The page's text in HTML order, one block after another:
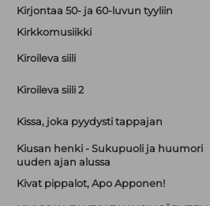
Kirjontaa 50- ja 60-luvun tyyliin
Kirkkomusiikki
Kiroileva siili
Kiroileva siili 2
Kissa, joka pyydysti tappajan
Kiusan henki - Sukupuoli ja huumori
uuden ajan alussa
Kivat pippalot, Apo Apponen!